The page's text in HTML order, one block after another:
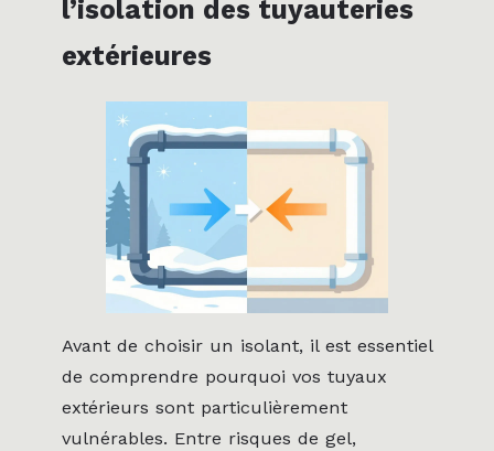
l’isolation des tuyauteries
extérieures
Avant de choisir un isolant, il est essentiel
de comprendre pourquoi vos tuyaux
extérieurs sont particulièrement
vulnérables. Entre risques de gel,